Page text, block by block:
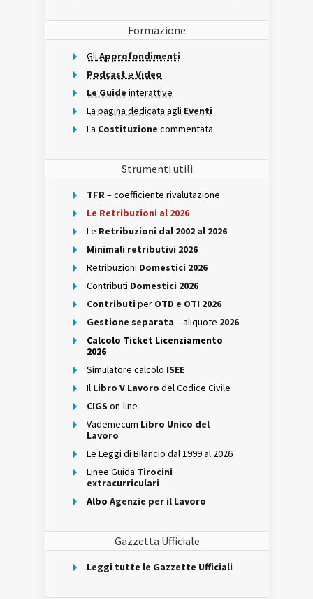
Formazione
Gli Approfondimenti
Podcast e Video
Le Guide interattive
La pagina dedicata agli Eventi
La Costituzione commentata
Strumenti utili
TFR– coefficiente rivalutazione
Le Retribuzioni al 2026
Le Retribuzioni dal 2002 al 2026
Minimali retributivi 2026
Retribuzioni Domestici 2026
Contributi Domestici 2026
Contributi per OTD e OTI 2026
Gestione separata – aliquote 2026
Calcolo Ticket Licenziamento
2026
Simulatore calcolo ISEE
Il Libro V Lavoro del Codice Civile
CIGS on-line
Vademecum Libro Unico del
Lavoro
Le Leggi di Bilancio dal 1999 al 2026
Linee Guida Tirocini
extracurriculari
Albo Agenzie per il Lavoro
Gazzetta Ufficiale
Leggi tutte le Gazzette Ufficiali